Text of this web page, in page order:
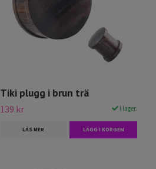
Tiki plugg i brun trä
139 kr I lager.
LÄS MER LÄGG I KORGEN